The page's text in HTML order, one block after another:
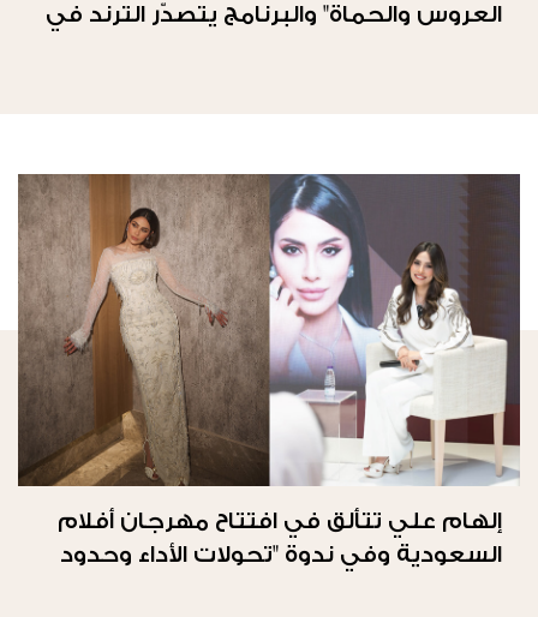
العروس والحماة" والبرنامج يتصدّر الترند في
إلهام علي تتألق في افتتاح مهرجان أفلام
السعودية وفي ندوة "تحولات الأداء وحدود